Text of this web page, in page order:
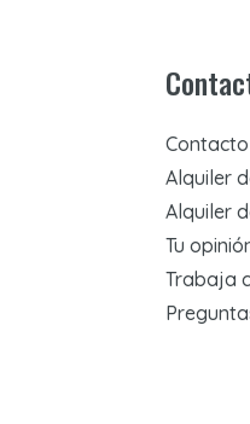
Contacto
Alquiler
Alquiler
Tu
Trabaja